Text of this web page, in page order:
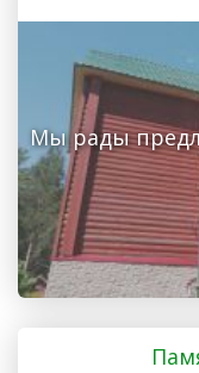
Мы рады